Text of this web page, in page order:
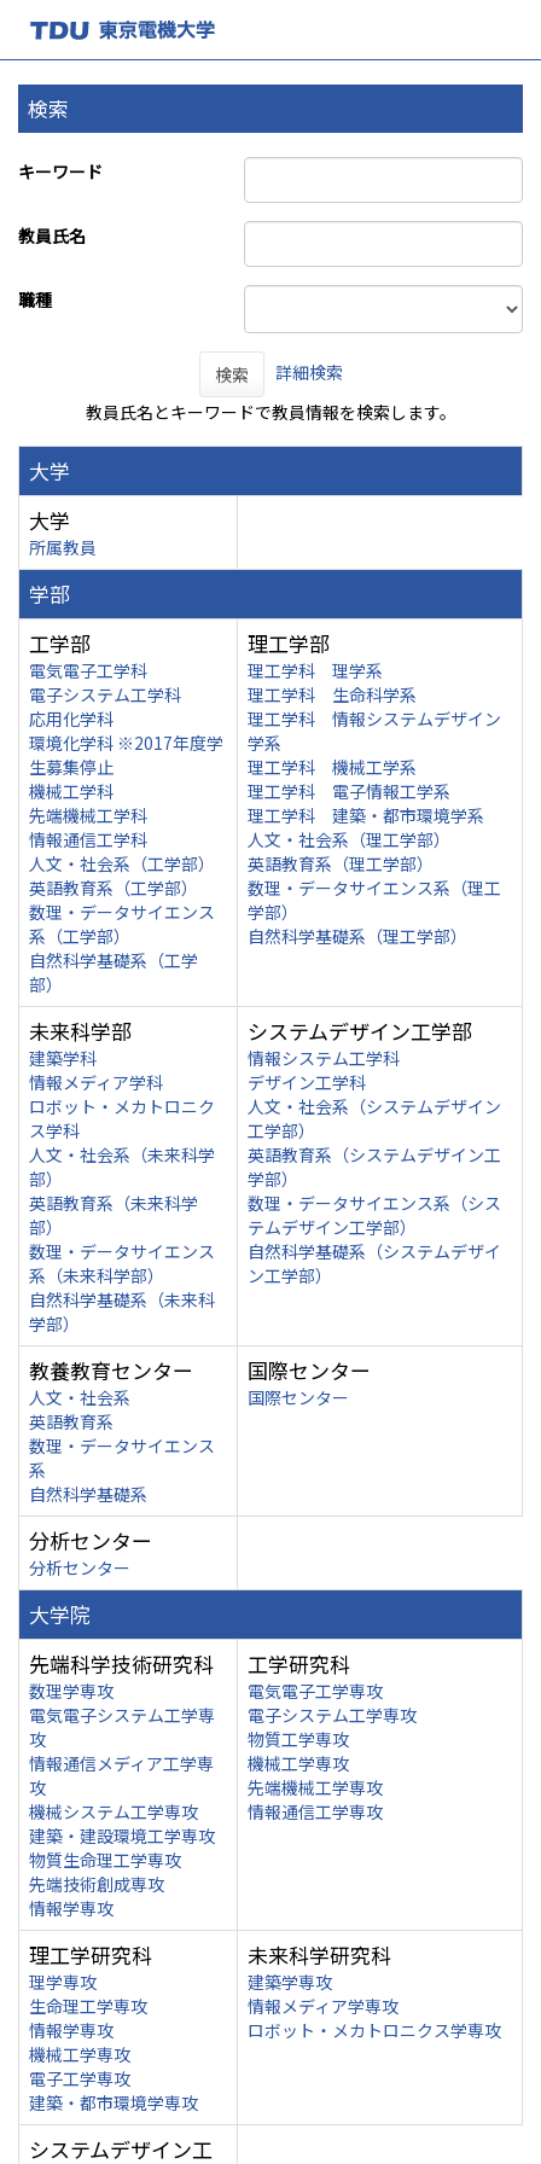
検索
キーワード
教員氏名
職種
検索
詳細検索
教員氏名とキーワードで教員情報を検索します。
大学
大学
所属教員
学部
工学部
電気電子工学科
電子システム工学科
応用化学科
環境化学科 ※2017年度学
生募集停止
機械工学科
先端機械工学科
情報通信工学科
人文・社会系（工学部）
英語教育系（工学部）
数理・データサイエンス
系（工学部）
自然科学基礎系（工学
部）
理工学部
理工学科 理学系
理工学科 生命科学系
理工学科 情報システムデザイン
学系
理工学科 機械工学系
理工学科 電子情報工学系
理工学科 建築・都市環境学系
人文・社会系（理工学部）
英語教育系（理工学部）
数理・データサイエンス系（理工
学部）
自然科学基礎系（理工学部）
未来科学部
建築学科
情報メディア学科
ロボット・メカトロニク
ス学科
人文・社会系（未来科学
部）
英語教育系（未来科学
部）
数理・データサイエンス
系（未来科学部）
自然科学基礎系（未来科
学部）
システムデザイン工学部
情報システム工学科
デザイン工学科
人文・社会系（システムデザイン
工学部）
英語教育系（システムデザイン工
学部）
数理・データサイエンス系（シス
テムデザイン工学部）
自然科学基礎系（システムデザイ
ン工学部）
教養教育センター
人文・社会系
英語教育系
数理・データサイエンス
系
自然科学基礎系
国際センター
国際センター
分析センター
分析センター
大学院
先端科学技術研究科
数理学専攻
電気電子システム工学専
攻
情報通信メディア工学専
攻
機械システム工学専攻
建築・建設環境工学専攻
物質生命理工学専攻
先端技術創成専攻
情報学専攻
工学研究科
電気電子工学専攻
電子システム工学専攻
物質工学専攻
機械工学専攻
先端機械工学専攻
情報通信工学専攻
理工学研究科
理学専攻
生命理工学専攻
情報学専攻
機械工学専攻
電子工学専攻
建築・都市環境学専攻
未来科学研究科
建築学専攻
情報メディア学専攻
ロボット・メカトロニクス学専攻
システムデザイン工